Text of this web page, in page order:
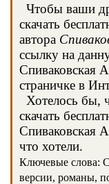
Чтобы ваши
скачать
автора
ссылку на
Спиваковская
страничке в
Хотелось бы,
скачать
Спиваковская
что хотели.
Ключевые слова:
версии, романы,